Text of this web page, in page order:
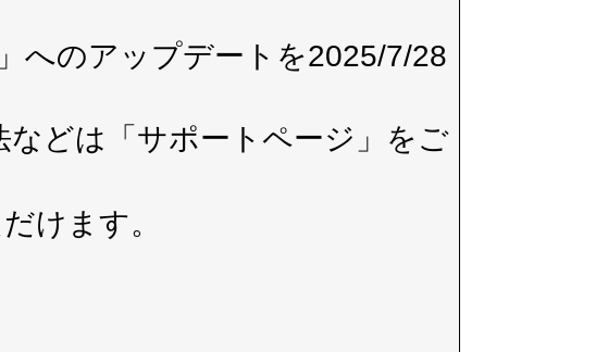
へのアップデートを2025/7/28
などは 「サポートページ」 をご
けます。